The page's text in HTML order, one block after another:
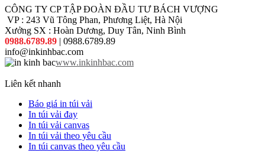
CÔNG TY CP TẬP ĐOÀN ĐẦU TƯ BÁCH VƯỢNG
VP : 243 Vũ Tông Phan, Phương Liệt, Hà Nội
Xưởng SX : Hoàn Dương, Duy Tân, Ninh Bình
0988.6789.89 | 0988.6789.89
info@inkinhbac.com
www.inkinhbac.com
Liên kết nhanh
Báo giá in túi vải
In túi vải đay
In túi vải canvas
In túi vải theo yêu cầu
In túi canvas theo yêu cầu